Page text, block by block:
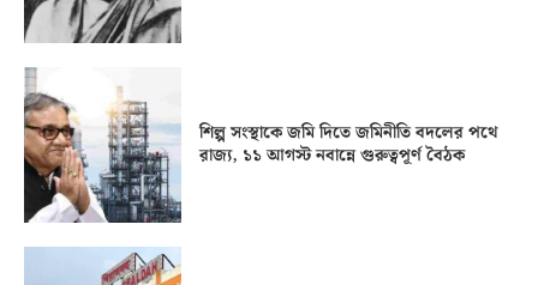
শিল্প সংস্থাকে জমি দিতে জমিনীতি বদলের পথে
রাজ্য, ১১ আগস্ট নবান্নে গুরুত্বপূর্ণ বৈঠক